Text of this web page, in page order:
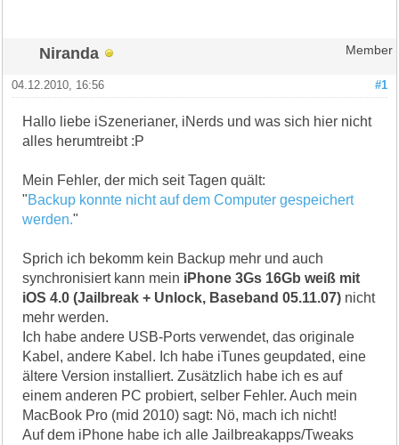
Niranda Member
#1
04.12.2010, 16:56
Hallo liebe iSzenerianer, iNerds und was sich hier nicht
alles herumtreibt :P
Mein Fehler, der mich seit Tagen quält:
"Backup konnte nicht auf dem Computer gespeichert
werden."
Sprich ich bekomm kein Backup mehr und auch
synchronisiert kann mein iPhone 3Gs 16Gb weiß mit
iOS 4.0 (Jailbreak + Unlock, Baseband 05.11.07) nicht
mehr werden.
Ich habe andere USB-Ports verwendet, das originale
Kabel, andere Kabel. Ich habe iTunes geupdated, eine
ältere Version installiert. Zusätzlich habe ich es auf
einem anderen PC probiert, selber Fehler. Auch mein
MacBook Pro (mid 2010) sagt: Nö, mach ich nicht!
Auf dem iPhone habe ich alle Jailbreakapps/Tweaks